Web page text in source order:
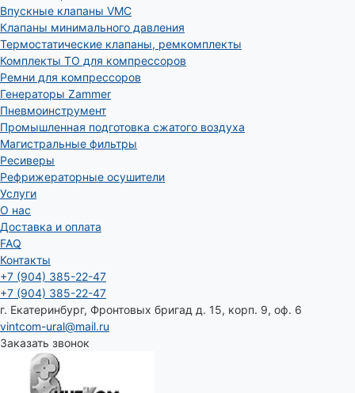
Впускные клапаны VMC
Клапаны минимального давления
Термостатические клапаны, ремкомплекты
Комплекты ТО для компрессоров
Ремни для компрессоров
Генераторы Zammer
Пневмоинструмент
Промышленная подготовка сжатого воздуха
Магистральные фильтры
Ресиверы
Рефрижераторные осушители
Услуги
О нас
Доставка и оплата
FAQ
Контакты
+7 (904) 385-22-47
+7 (904) 385-22-47
г. Екатеринбург, Фронтовых бригад д. 15, корп. 9, оф. 6
vintcom-ural@mail.ru
Заказать звонок